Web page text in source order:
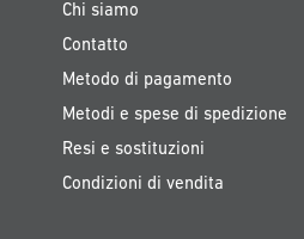
Chi siamo
Contatto
Metodo di pagamento
Metodi e spese di spedizione
Resi e sostituzioni
Condizioni di vendita